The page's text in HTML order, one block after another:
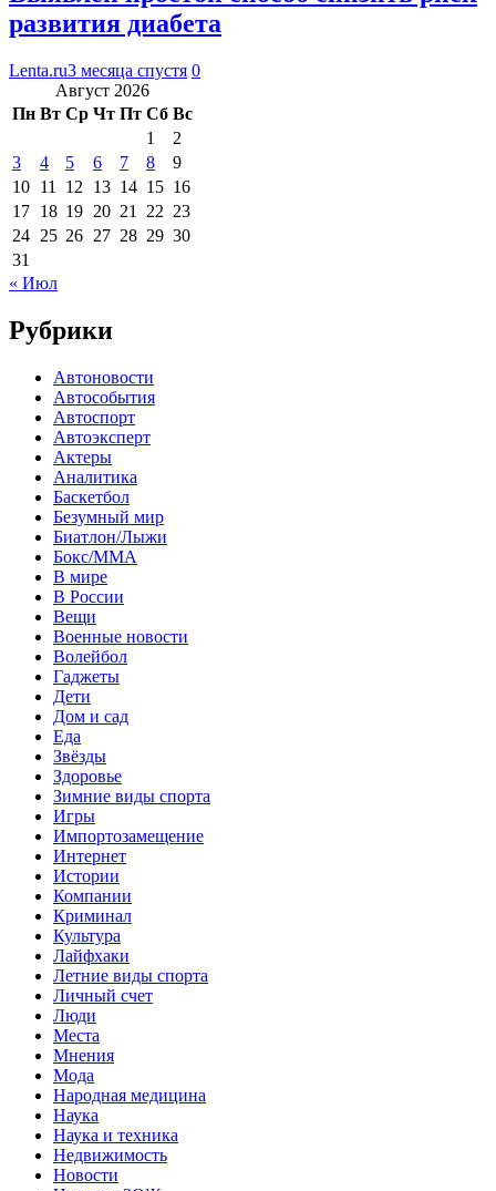
развития диабета
Lenta.ru3 месяца спустя 0
Август 2026
Пн Вт Ср Чт Пт Сб Вс
1
2
3
4 5 6 7 8
9
10 11 12 13 14 15 16
17 18 19 20 21 22 23
24 25 26 27 28 29 30
31
« Июл
Рубрики
Автоновости
Автособытия
Автоспорт
Автоэксперт
Актеры
Аналитика
Баскетбол
Безумный мир
Биатлон/Лыжи
Бокс/MMA
В мире
В России
Вещи
Военные новости
Волейбол
Гаджеты
Дети
Дом и сад
Еда
Звёзды
Здоровье
Зимние виды спорта
Игры
Импортозамещение
Интернет
Истории
Компании
Криминал
Культура
Лайфхаки
Летние виды спорта
Личный счет
Люди
Места
Мнения
Мода
Народная медицина
Наука
Наука и техника
Недвижимость
Новости